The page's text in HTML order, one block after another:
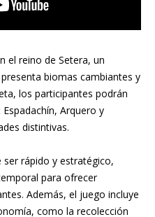
el reino de Setera, un
biomas cambiantes y
los participantes podrán
Arquero y
distintivas.
rápido y estratégico,
para ofrecer
Además, el juego incluye
como la recolección